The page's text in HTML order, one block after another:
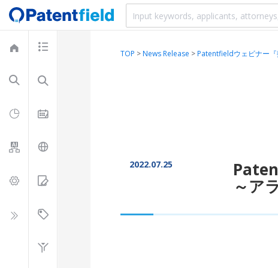
TOP >News Release >Patentfieldウェビナー『
2022.07.25
～ア